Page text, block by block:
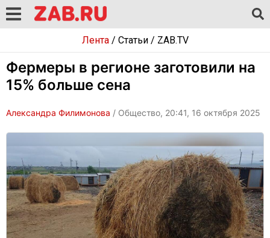
Лента/ Статьи/ ZAB.TV
Фермеры в регионе заготовили на
15% больше сена
Александра Филимонова / Общество, 20:41, 16 октября 2025